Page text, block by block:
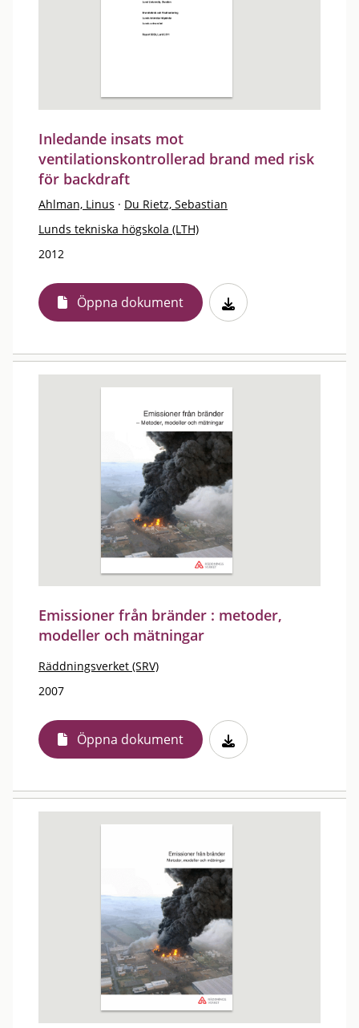
Inledande insats mot
ventilationskontrollerad brand med risk
för backdraft
Ahlman, Linus · Du Rietz, Sebastian
Lunds tekniska högskola (LTH)
2012
Öppna dokument
Emissioner från bränder : metoder,
modeller och mätningar
Räddningsverket (SRV)
2007
Öppna dokument